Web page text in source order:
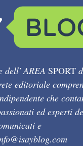
dell' AREA SPORT
editoriale
che
ed esperti
e